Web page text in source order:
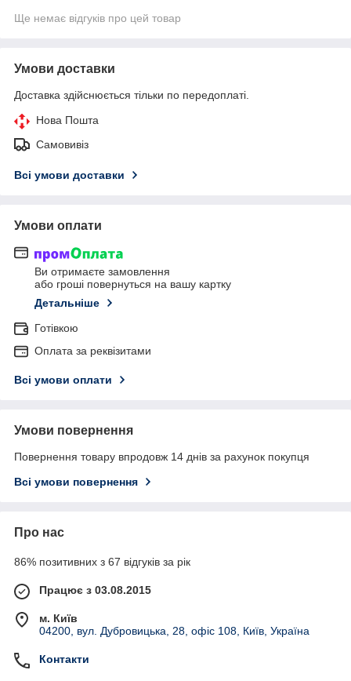
Ще немає відгуків про цей товар
Умови доставки
Доставка здійснюється тільки по передоплаті.
Нова Пошта
Самовивіз
Всі умови доставки
Умови оплати
Ви отримаєте замовлення
або гроші повернуться на вашу картку
Детальніше
Готівкою
Оплата за реквізитами
Всі умови оплати
Умови повернення
Повернення товару впродовж 14 днів за рахунок покупця
Всі умови повернення
Про нас
86% позитивних з 67 відгуків за рік
Працює з 03.08.2015
м. Київ
04200, вул. Дубровицька, 28, офіс 108, Київ, Україна
Контакти